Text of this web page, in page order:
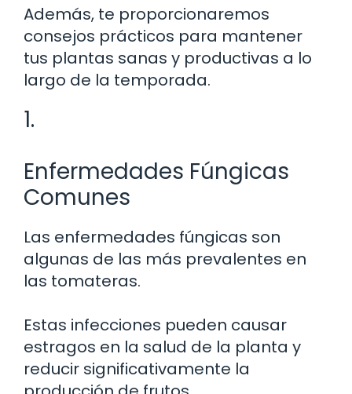
Además, te proporcionaremos
consejos prácticos para mantener
tus plantas sanas y productivas a lo
largo de la temporada.
1.
Enfermedades Fúngicas
Comunes
Las enfermedades fúngicas son
algunas de las más prevalentes en
las tomateras.
Estas infecciones pueden causar
estragos en la salud de la planta y
reducir significativamente la